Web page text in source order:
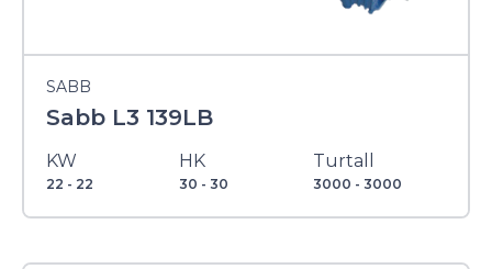
SABB
Sabb L3 139LB
KW
22 - 22
HK
30 - 30
Turtall
3000 - 3000